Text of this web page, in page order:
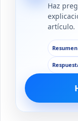
Haz
artículo.